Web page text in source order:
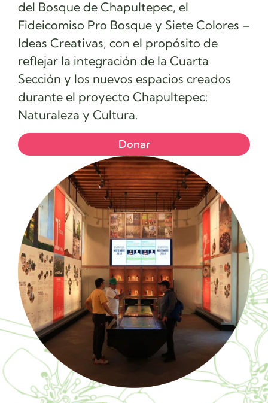
del Bosque de Chapultepec, el
Fideicomiso Pro Bosque y Siete Colores –
Ideas Creativas, con el propósito de
reflejar la integración de la Cuarta
Sección y los nuevos espacios creados
durante el proyecto Chapultepec:
Naturaleza y Cultura.
Donar